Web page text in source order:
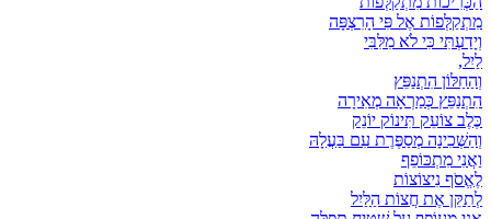
מִתְקַלְּפוֹת אֶל פִּי הָרִצְפָּה
וְיָדַעְתִּי כִּי לֹא מִלִּבִּי
לַיִל,
וְהַחַלּוֹן הִתְנַפֵּץ
הִתְנַפֵּץ כְּמַרְאָה מְאִירָה
כֶּלֶב צוֹעֵק תִּינוֹק יוֹנֵק
וְהַשְּׁכִינָה מְסַפֶּרֶת עִם בַּעֲלָהּ
וַאֲנִי מִתְכּוֹפֵף
לֶאֱסֹף נִיצוֹצוֹת
לְתַקֵּן אֶת חֲצוֹת הַלַּיִל